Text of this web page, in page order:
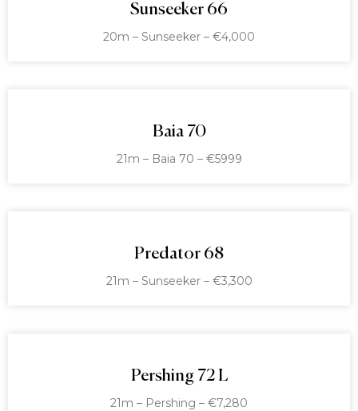
Sunseeker 66
20m – Sunseeker – €4,000
Baia 70
21m – Baia 70 – €5999
Predator 68
21m – Sunseeker – €3,300
Pershing 72 L
21m – Pershing – €7,280